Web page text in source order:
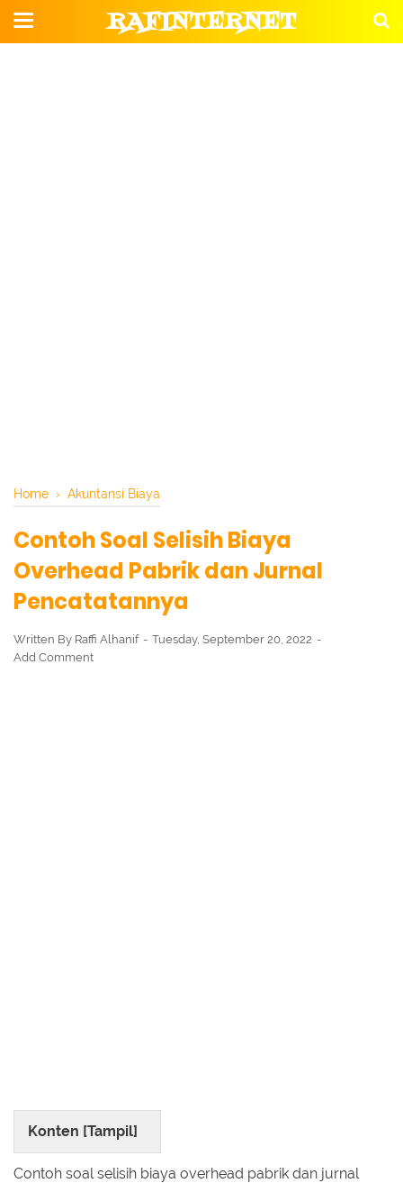
RAFINTERNET
Home › Akuntansi Biaya
Contoh Soal Selisih Biaya
Overhead Pabrik dan Jurnal
Pencatatannya
Written By Raffi Alhanif
Tuesday, September 20, 2022
Add Comment
Konten [Tampil]
Contoh soal selisih biaya overhead pabrik dan jurnal